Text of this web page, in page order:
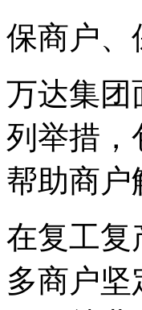
保商户、
万达集团
列举措，
帮助商
在复工复
多商户